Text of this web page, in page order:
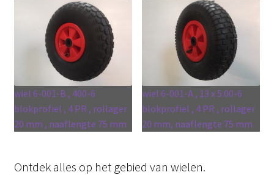
wiel 6-001-B , 400-6
blokprofiel , 4 PR , rollager
20 mm , naaflengte 75 mm
wiel 6-001-A , 13 x 5.00-6
blokprofiel , 4 PR , rollager
20 mm, naaflengte 75 mm
Ontdek alles op het gebied van wielen.